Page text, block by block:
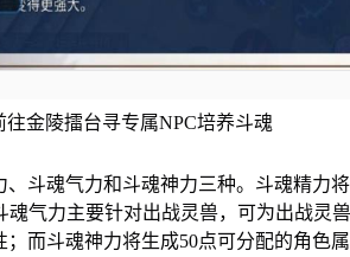
往金陵擂台寻专属NPC培养斗魂
斗魂气力和斗魂神力三种。斗魂精力
魂气力主要针对出战灵兽，可为出战灵
；而斗魂神力将生成50点可分配的角色